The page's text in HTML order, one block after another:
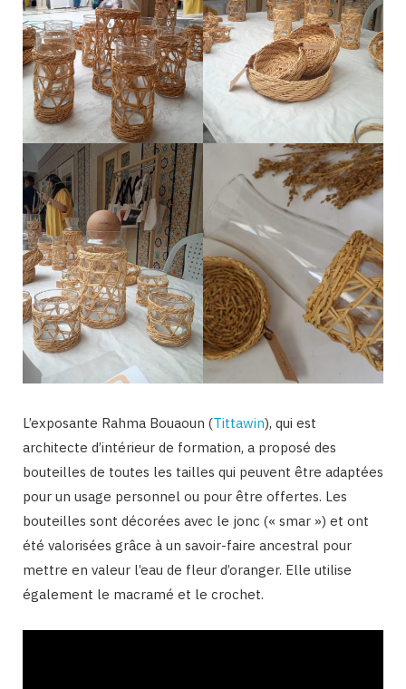
L’exposante Rahma Bouaoun (Tittawin), qui est
architecte d’intérieur de formation, a proposé des
bouteilles de toutes les tailles qui peuvent être adaptées
pour un usage personnel ou pour être offertes. Les
bouteilles sont décorées avec le jonc (« smar ») et ont
été valorisées grâce à un savoir-faire ancestral pour
mettre en valeur l’eau de fleur d’oranger. Elle utilise
également le macramé et le crochet.